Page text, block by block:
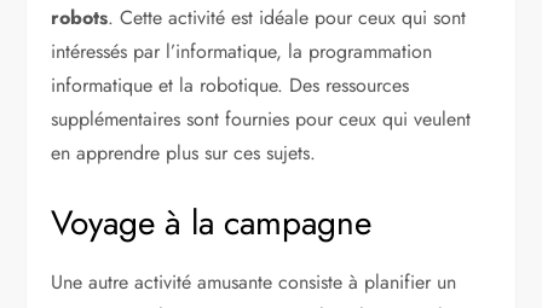
robots. Cette activité est idéale pour ceux qui sont
intéressés par l’informatique, la programmation
informatique et la robotique. Des ressources
supplémentaires sont fournies pour ceux qui veulent
en apprendre plus sur ces sujets.
Voyage à la campagne
Une autre activité amusante consiste à planifier un